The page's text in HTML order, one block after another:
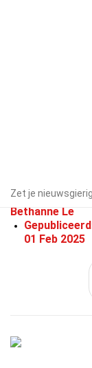
Zet je
Geschreven
Bethanne Le
01 Feb 2025